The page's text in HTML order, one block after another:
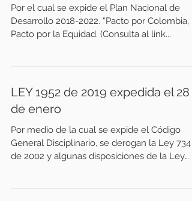
Por el cual se expide el Plan Nacional de
Desarrollo 2018-2022. “Pacto por Colombia,
Pacto por la Equidad. (Consulta al link...
LEY 1952 de 2019 expedida el 28
de enero
Por medio de la cual se expide el Código
General Disciplinario, se derogan la Ley 734
de 2002 y algunas disposiciones de la Ley